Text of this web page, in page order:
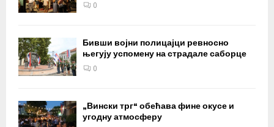
0
Бивши војни полицајци ревносно
његују успомену на страдале саборце
0
„Вински трг“ обећава фине окусе и
угодну атмосферу